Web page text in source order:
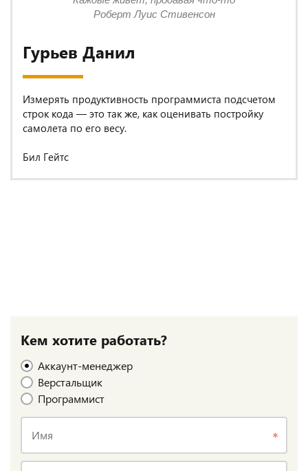
Гурьев Данил
Измерять продуктивность программиста подсчетом
строк кода — это так же, как оценивать постройку
самолета по его весу.
Бил Гейтс
Роберт Луис Стивенсон
Кем хотите работать?
Аккаунт-менеджер
Верстальщик
Программист
Имя